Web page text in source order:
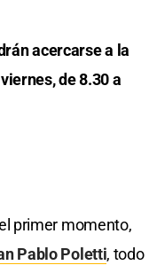
acercarse a la
de 8.30 a
primer momento,
Pablo Poletti, todo